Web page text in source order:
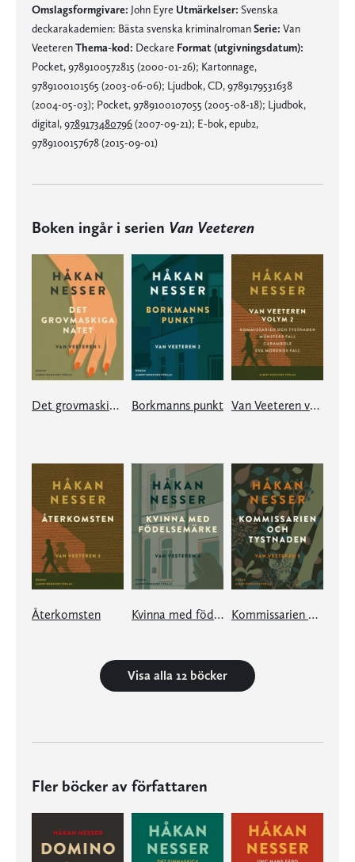
Omslagsformgivare: John Eyre Utmärkelser: Svenska
deckarakademien: Bästa svenska kriminalromanSerie: Van
VeeterenThema-kod: Deckare Format (utgivningsdatum):
Pocket, 9789100572815 (2000-01-26); Kartonnage,
9789100101565 (2003-06-06); Ljudbok, CD, 9789179531638
(2004-05-03); Pocket, 9789100107055 (2005-08-18); Ljudbok,
digital,9789173480796(2007-09-21); E-bok, epub2,
9789100157678 (2015-09-01)
Boken ingår i serien Van Veeteren
Det grovmaskiga nätet Borkmanns punkt Van Veeteren volym 2
Återkomsten Kvinna med födelsemärke Kommissarien och tystnaden
Visa alla 12 böcker
Fler böcker av författaren